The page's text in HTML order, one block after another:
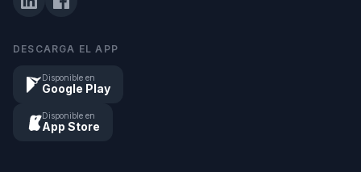
DESCARGA EL APP
Disponible en
Google Play
Disponible en
App Store